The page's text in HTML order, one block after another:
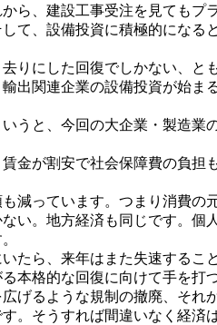
、建設工事受注を見てもプ
、設備投資に積極的になる
りにした回復でしかない、とも
関連企業の設備投資が始ま
と、今回の大企業・製造業
が割安で社会保障費の負担
っています。つまり消費の
。地方経済も同じです。個
ら、来年はまた失速するこ
格的な回復に向けて手を打
るような規制の撤廃、それ
。そうすれば間違いなく経